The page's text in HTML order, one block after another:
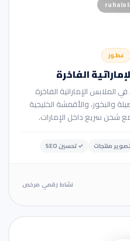
عطور
الفاخرة
الملابس الإماراتية الفاخرة
والبخور، والأقمشة الخليجية
شحن سريع داخل الإمارات.
منتجات ✓تحسين SEO
نشاط رقمي مرخص